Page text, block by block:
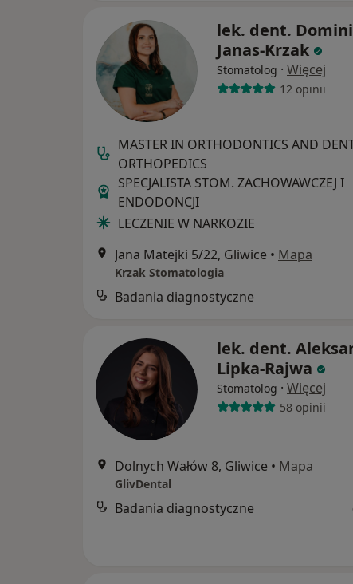
lek. dent.
Janas-Krzak
Stomatolog · Więcej
12 opinii
MASTER IN ORTHODONTICS AND
ORTHOPEDICS
SPECJALISTA STOM. ZACHOWAWCZEJ I
ENDODONCJI
LECZENIE W NARKOZIE
Jana Matejki 5/22, Gliwice • Mapa
Krzak Stomatologia
Badania diagnostyczne
lek. dent.
Lipka-Rajwa
Stomatolog · Więcej
58 opinii
Dolnych Wałów 8, Gliwice • Mapa
GlivDental
Badania diagnostyczne